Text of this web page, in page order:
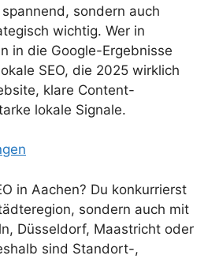
sondern auch
wichtig. Wer in
in die Google-Ergebnisse
SEO, die 2025 wirklich
klare Content-
lokale Signale.
in Aachen? Du konkurrierst
sondern auch mit
Düsseldorf, Maastricht oder
sind Standort-,